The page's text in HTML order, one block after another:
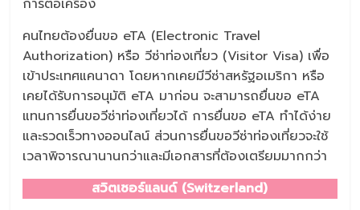
การต่อเครื่อง
คนไทยต้องยื่นขอ eTA (Electronic Travel
Authorization) หรือ วีซ่าท่องเที่ยว (Visitor Visa) เพื่อ
เข้าประเทศแคนาดา โดยหากเคยมีวีซ่าสหรัฐอเมริกา หรือ
เคยได้รับการอนุมัติ eTA มาก่อน จะสามารถยื่นขอ eTA
แทนการยื่นขอวีซ่าท่องเที่ยวได้ การยื่นขอ eTA ทำได้ง่าย
และรวดเร็วทางออนไลน์ ส่วนการยื่นขอวีซ่าท่องเที่ยวจะใช้
เวลาพิจารณานานกว่าและมีเอกสารที่ต้องเตรียมมากกว่า
สวิตเซอร์แลนด์ (Switzerland)